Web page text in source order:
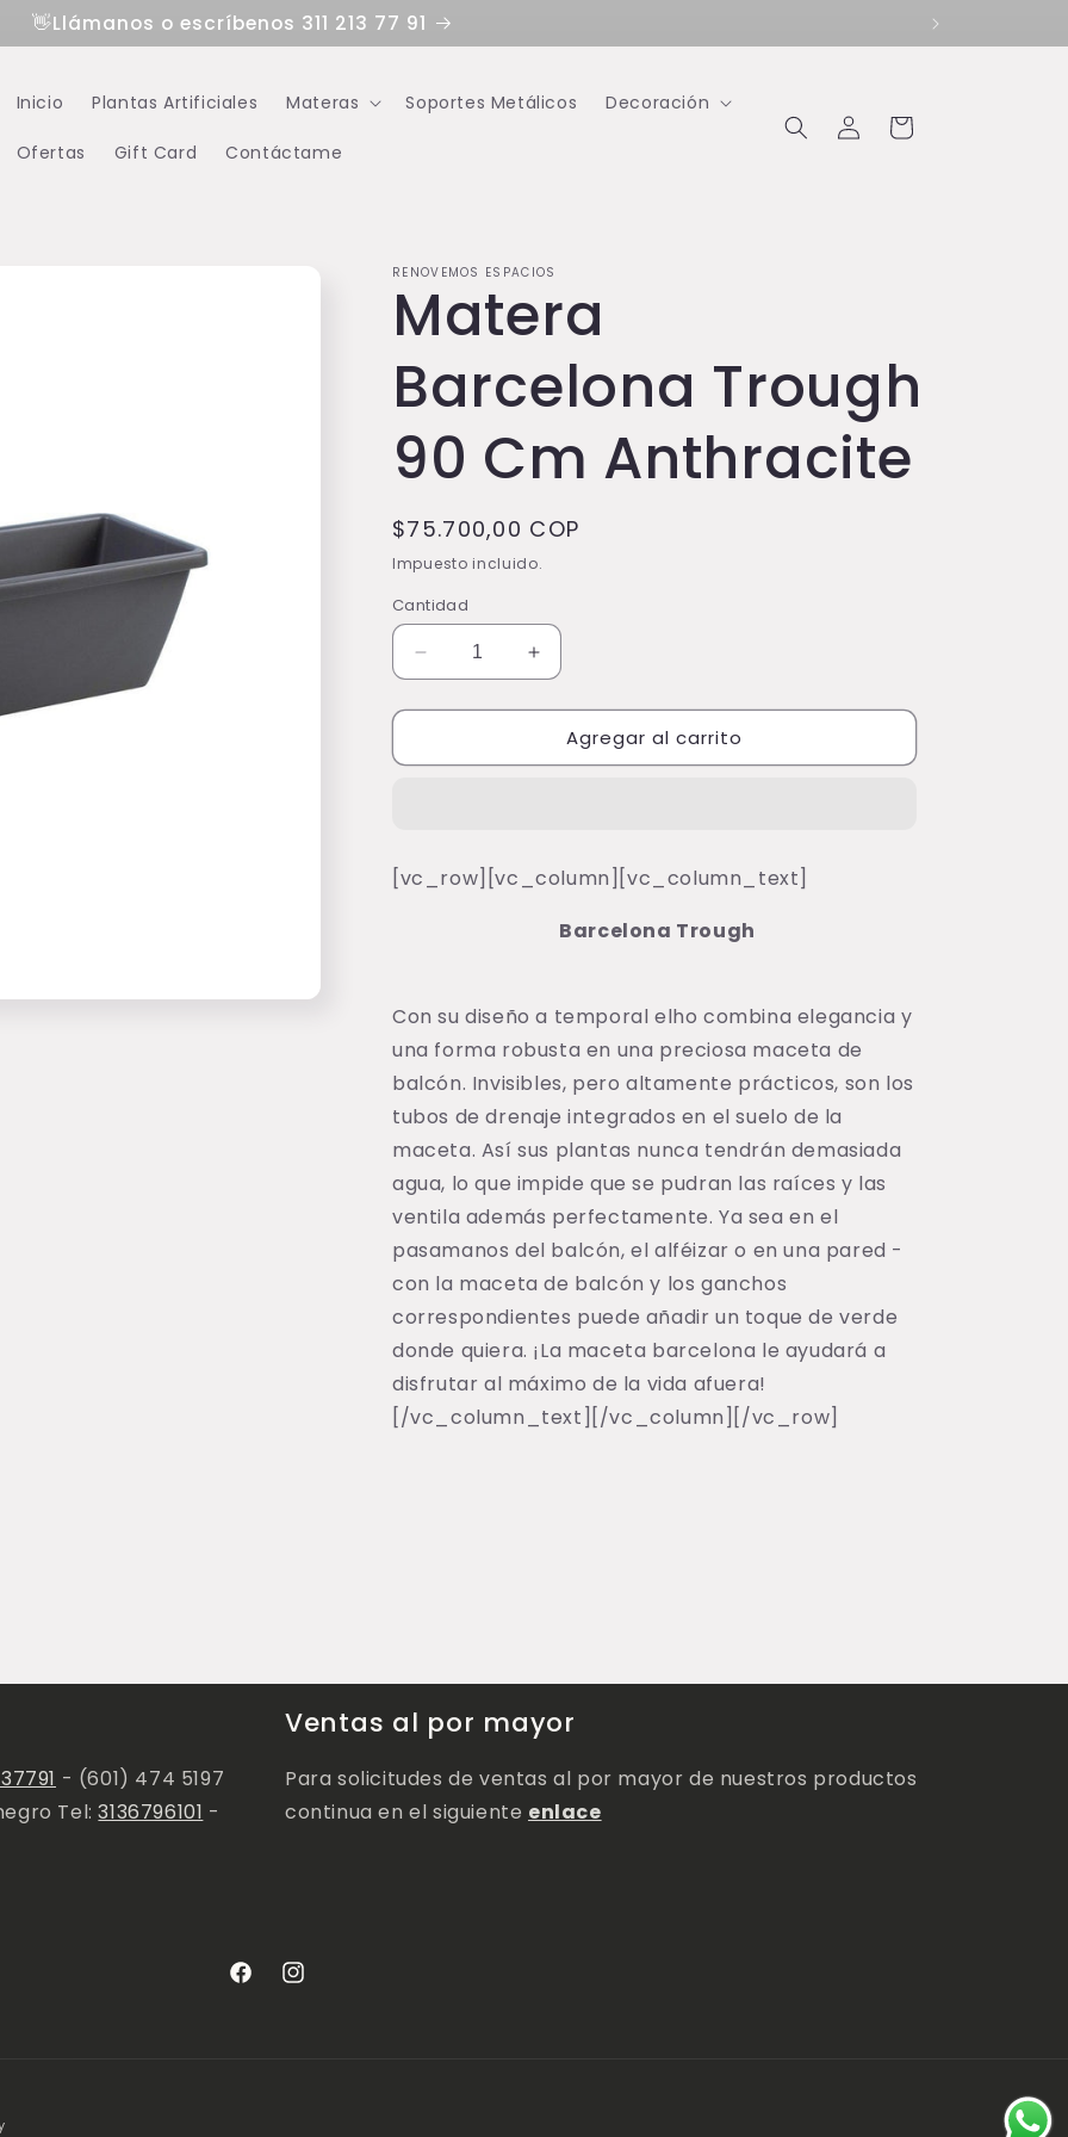
👋Llámanos o escríbenos 311 213 77 91
Inicio Plantas Artificiales Materas Soportes Metálicos Decoración
Ofertas Gift Card Contáctame
Iniciar
sesión
Carrito
RENOVEMOS ESPACIOS
Matera
Barcelona Trough
90 Cm Anthracite
Precio
habitual
$75.700,00 COP
Impuesto incluido.
Cantidad
Reducir
cantidad
para
Barcelona
Anthracite
Aumentar
cantidad
para
Matera
Barcelona
Anthracite
Agregar al carrito
[vc_row][vc_column][vc_column_text]
Barcelona Trough
Con su diseño a temporal elho combina elegancia y
una forma robusta en una preciosa maceta de
balcón. Invisibles, pero altamente prácticos, son los
tubos de drenaje integrados en el suelo de la
maceta. Así sus plantas nunca tendrán demasiada
agua, lo que impide que se pudran las raíces y las
ventila además perfectamente. Ya sea en el
pasamanos del balcón, el alféizar o en una pared -
con la maceta de balcón y los ganchos
correspondientes puede añadir un toque de verde
donde quiera. ¡La maceta barcelona le ayudará a
disfrutar al máximo de la vida afuera!
[/vc_column_text][/vc_column][/vc_row]
- (601) 474 5197
Tel:3136796101 -
Ventas al por mayor
Para solicitudes de ventas al por mayor de nuestros productos
continua en el siguiente enlace
FacebookInstagram